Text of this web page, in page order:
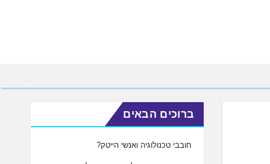
ברוכים הבאים
חובבי טכנולוגיה ואנשי הייטק?